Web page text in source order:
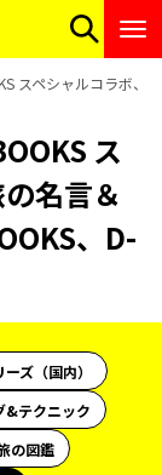
スペシャルコラボ、
ス
名言＆
、D-
ズ（国内）
&テクニック
の図鑑